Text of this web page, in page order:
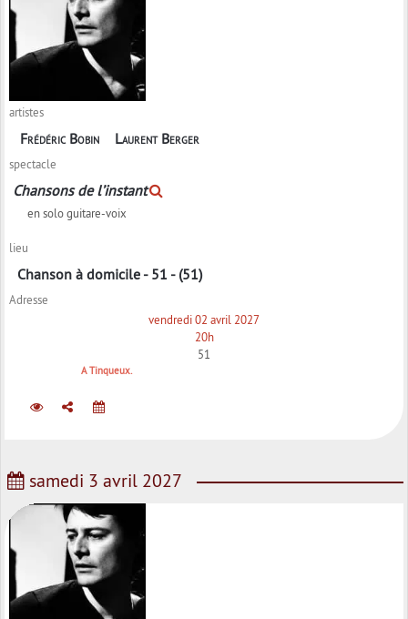
artistes
Frédéric Bobin Laurent Berger
spectacle
Chansons de l’instant
en solo guitare-voix
lieu
Chanson à domicile - 51 - (51)
Adresse
vendredi 02 avril 2027
20h
51
A Tinqueux.
samedi 3 avril 2027